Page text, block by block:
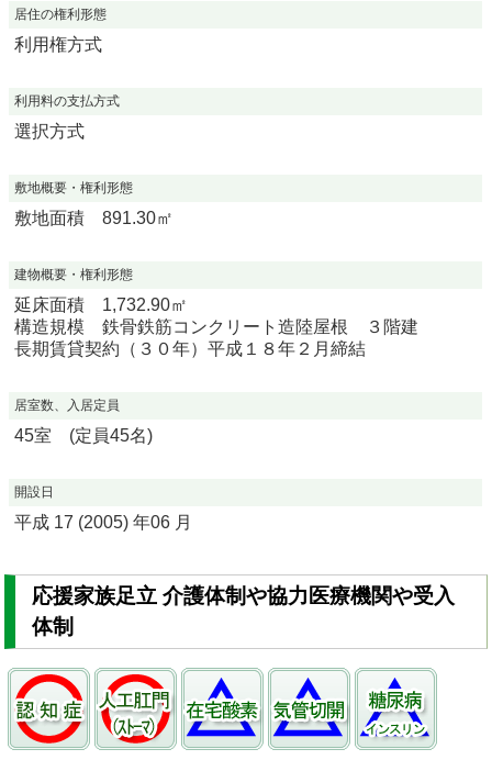
居住の権利形態
利用権方式
利用料の支払方式
選択方式
敷地概要・権利形態
敷地面積 891.30㎡
建物概要・権利形態
延床面積 1,732.90㎡
構造規模 鉄骨鉄筋コンクリート造陸屋根 ３階建
長期賃貸契約（３０年）平成１８年２月締結
居室数、入居定員
45室 (定員45名)
開設日
平成 17 (2005) 年06 月
応援家族足立 介護体制や協力医療機関や受入
体制